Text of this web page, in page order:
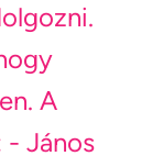
A
- János